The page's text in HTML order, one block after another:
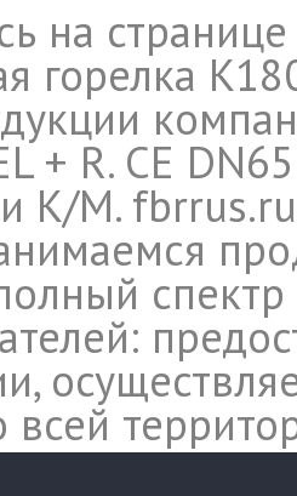
на
горелка
+ R. CE
K/M.
всей